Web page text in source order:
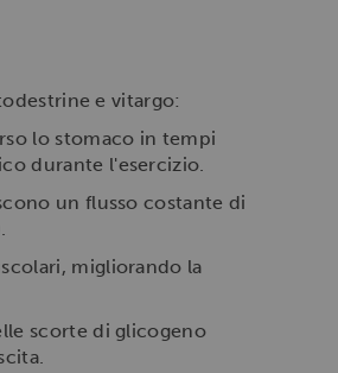
e vitargo:
lo stomaco in tempi
durante l'esercizio.
un flusso costante di
migliorando la
scorte di glicogeno